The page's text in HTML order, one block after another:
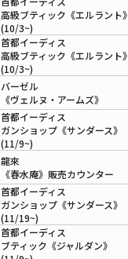
高級ブティック《エルラント》
(10/3~)
首都イーディス
高級ブティック《エルラント》
(10/3~)
バーゼル
《ヴェルヌ・アームズ》
首都イーディス
ガンショップ《サンダース》
(11/9~)
龍來
《春水庵》販売カウンター
首都イーディス
ガンショップ《サンダース》
(11/19~)
首都イーディス
ブティック《ジャルダン》